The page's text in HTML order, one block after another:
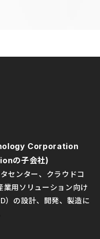
Corporation
の子会社)
センター、クラウドコ
業用ソリューション向け
）の設計、開発、製造に